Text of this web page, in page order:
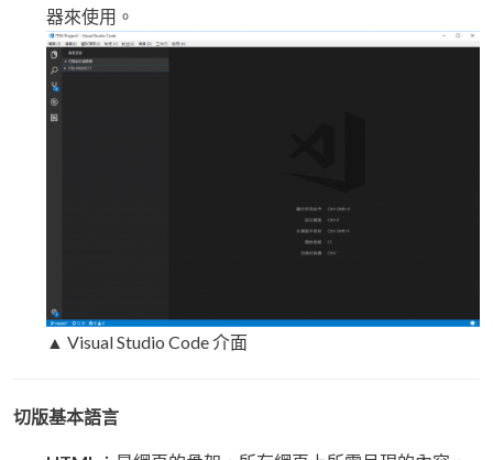
器來使用。
▲ Visual Studio Code 介面
切版基本語言